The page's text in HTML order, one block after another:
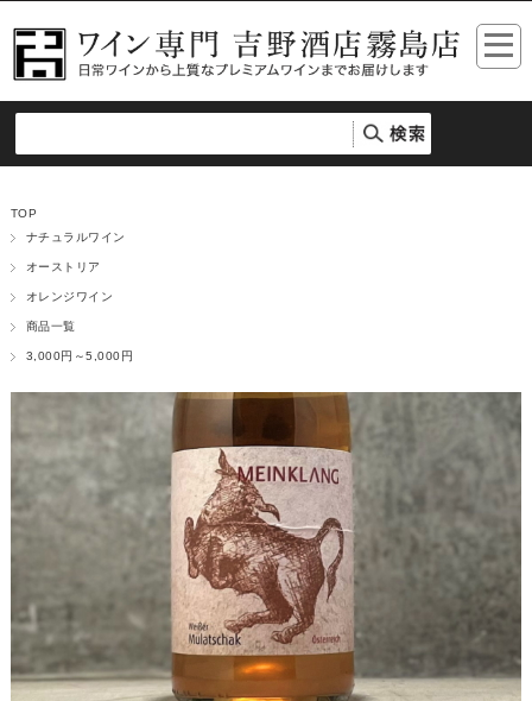
TOP
ナチュラルワイン
オーストリア
オレンジワイン
商品一覧
3,000円～5,000円